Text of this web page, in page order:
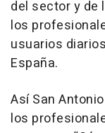
del sector y de
los
usuarios
España.
Así San
los